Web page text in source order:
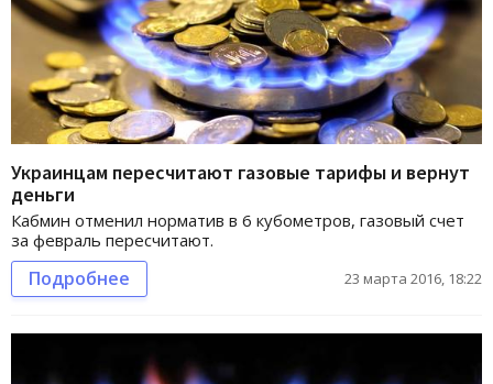
Украинцам пересчитают газовые тарифы и вернут
деньги
Кабмин отменил норматив в 6 кубометров, газовый счет
за февраль пересчитают.
Подробнее 23 марта 2016, 18:22